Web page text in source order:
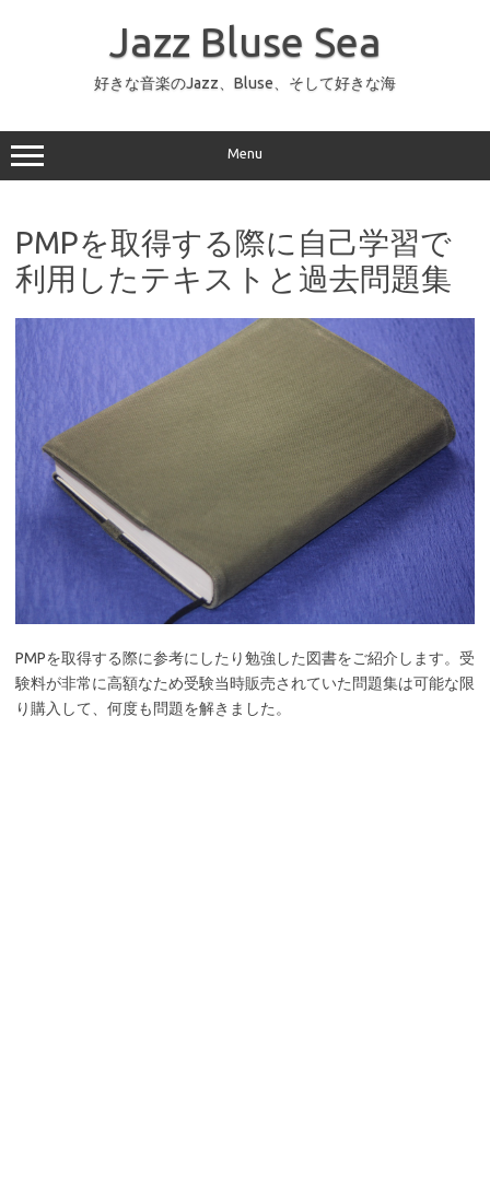
ッ
プ
Jazz Bluse Sea
好きな音楽のJazz、Bluse、そして好きな海
Menu
PMPを取得する際に自己学習で
利用したテキストと過去問題集
PMPを取得する際に参考にしたり勉強した図書をご紹介します。受
験料が非常に高額なため受験当時販売されていた問題集は可能な限
り購入して、何度も問題を解きました。